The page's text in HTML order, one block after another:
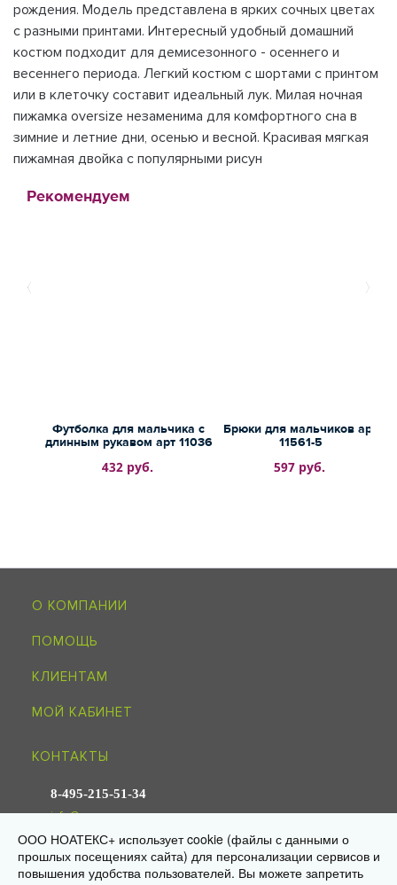
рождения. Модель представлена в ярких сочных цветах
с разными принтами. Интересный удобный домашний
костюм подходит для демисезонного - осеннего и
весеннего периода. Легкий костюм с шортами с принтом
или в клеточку составит идеальный лук. Милая ночная
пижамка oversize незаменима для комфортного сна в
зимние и летние дни, осенью и весной. Красивая мягкая
пижамная двойка с популярными рисун
Рекомендуем
Футболка для мальчика с
длинным рукавом арт 11036
432 руб.
Брюки для мальчиков арт
11561-5
597 руб.
О КОМПАНИИ
ПОМОЩЬ
КЛИЕНТАМ
МОЙ КАБИНЕТ
КОНТАКТЫ
8-495-215-51-34
info@noagroup.ru
© 2009—2026 «НОАТЕКС+» — трикотаж оптом от производителя
Юр. адрес: 125581, г. Москва, ул. Ляпидевского, д. 4, кв. 158
ООО НОАТЕКС+ использует cookie (файлы с данными о
прошлых посещениях сайта) для персонализации сервисов и
повышения удобства пользователей. Вы можете запретить